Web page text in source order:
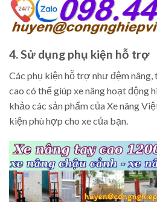
4. Sử dụng phụ kiện hỗ trợ
Các phụ kiện hỗ trợ như đệm
cao có thể giúp xe nâng hoạt động
khảo các sản phẩm của Xe nâng
kiện phù hợp cho xe của bạn.